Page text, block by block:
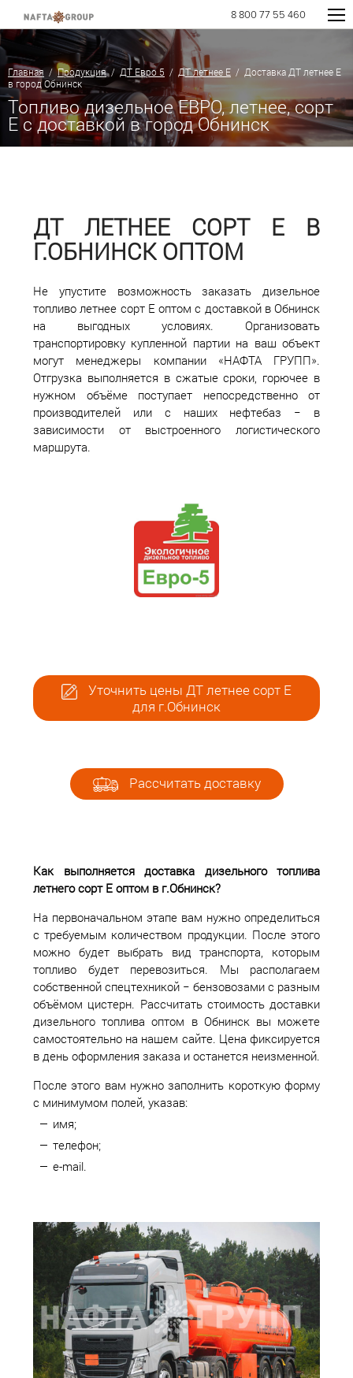
8 800 77 55 460
Главная /Продукция/ ДТ Евро 5 / ДТ летнее Е / Доставка ДТ летнее Е
в город Обнинск
Топливо дизельное ЕВРО, летнее, сорт
E с доставкой в город Обнинск
ДТ ЛЕТНЕЕ СОРТ Е В
Г.ОБНИНСК ОПТОМ
Не упустите возможность заказать дизельное
топливо летнее сорт Е оптом с доставкой в Обнинск
на выгодных условиях. Организовать
транспортировку купленной партии на ваш объект
могут менеджеры компании «НАФТА ГРУПП».
Отгрузка выполняется в сжатые сроки, горючее в
нужном объёме поступает непосредственно от
производителей или с наших нефтебаз − в
зависимости от выстроенного логистического
маршрута.
Уточнить цены ДТ летнее сорт Е
для г.Обнинск
Рассчитать доставку
Как выполняется доставка дизельного топлива
летнего сорт Е оптом в г.Обнинск?
На первоначальном этапе вам нужно определиться
с требуемым количеством продукции. После этого
можно будет выбрать вид транспорта, которым
топливо будет перевозиться. Мы располагаем
собственной спецтехникой − бензовозами с разным
объёмом цистерн. Рассчитать стоимость доставки
дизельного топлива оптом в Обнинск вы можете
самостоятельно на нашем сайте. Цена фиксируется
в день оформления заказа и останется неизменной.
После этого вам нужно заполнить короткую форму
с минимумом полей, указав:
имя;
телефон;
e-mail.